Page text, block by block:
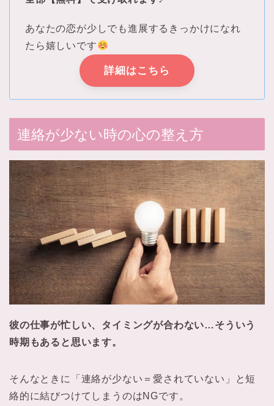
あなたの恋が少しでも進展するきっかけになれ
たら嬉しいです
詳細はこちら
連絡が少ない時の心の整え方
彼の仕事が忙しい、タイミングが合わない…そういう
時期もあると思います。
そんなときに「連絡が少ない＝愛されていない」と短
絡的に結びつけてしまうのはNGです。